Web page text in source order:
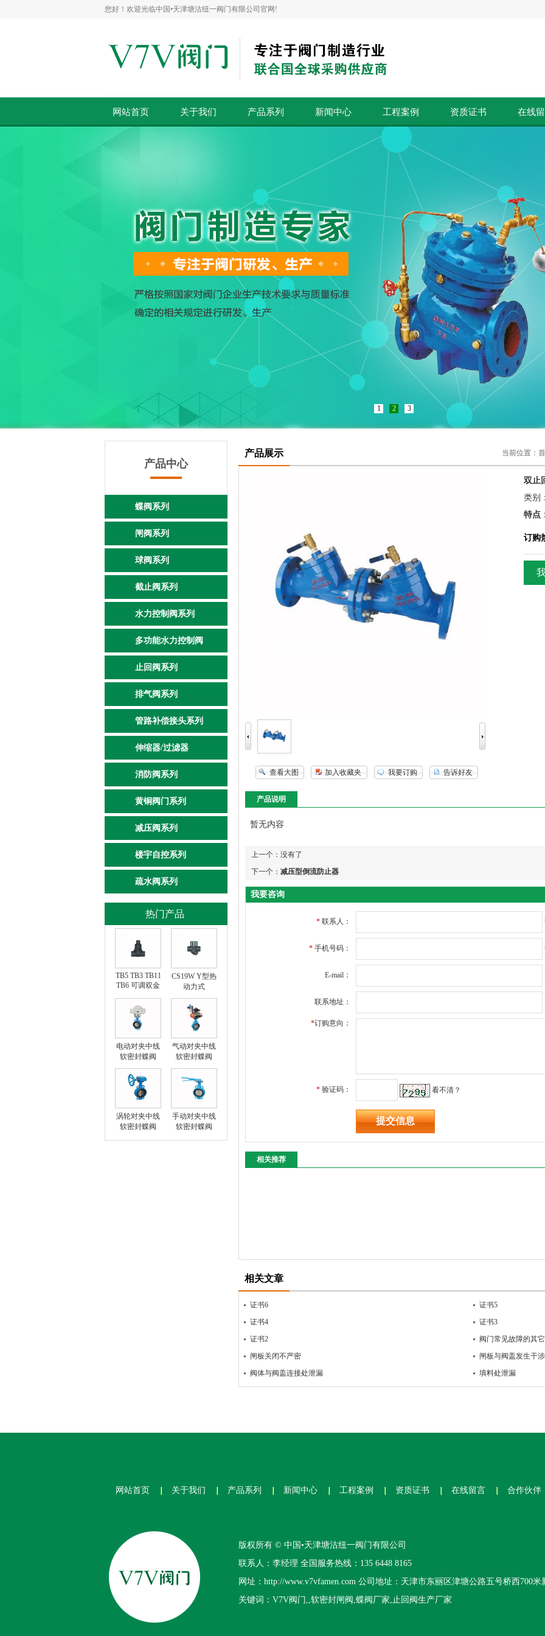
您好！欢迎光临中国•天津塘沽纽一阀门有限公司官网!
网站首页 关于我们 产品系列 新闻中心 工程案例 资质证书 在线
1 2 3
产品中心
蝶阀系列
闸阀系列
球阀系列
截止阀系列
水力控制阀系列
多功能水力控制阀
止回阀系列
排气阀系列
管路补偿接头系列
伸缩器/过滤器
消防阀系列
黄铜阀门系列
减压阀系列
楼宇自控系列
疏水阀系列
热门产品
TB5 TB3 TB11
TB6 可调双金
CS19W Y型热
动力式
电动对夹中线
软密封蝶阀
气动对夹中线
软密封蝶阀
涡轮对夹中线
软密封蝶阀
手动对夹中线
软密封蝶阀
产品展示 当前位置：
查看大图 加入收藏夹 我要订购 告诉好友
双止
类别
特点
订购
产品说明
暂无内容
上一个：没有了
下一个： 减压型倒流防止器
我要咨询
* 联系人：
* 手机号码：
E-mail：
联系地址：
*订购意向：
* 验证码： 看不清？
相关推荐
相关文章
证书6
证书5
证书4
证书3
证书2
阀门常见故障的其
闸板关闭不严密
闸板与阀盖发生干涉
阀体与阀盖连接处泄漏
填料处泄漏
网站首页 关于我们 产品系列 新闻中心 工程案例 资质证书 在线留言 合作伙伴
版权所有 © 中国•天津塘沽纽一阀门有限公司
联系人：李经理 全国服务热线：135 6448 8165
网址：http://www.v7vfamen.com 公司地址：天津市东丽区津塘公路五号桥西700米
关键词：V7V阀门,,软密封闸阀,蝶阀厂家,止回阀生产厂家